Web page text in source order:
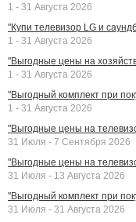
1 - 31 Августа 2026
"Купи телевизор LG и
1 - 31 Августа 2026
"Выгодные цены на
1 - 31 Августа 2026
"Выгодный комплект при
1 - 31 Августа 2026
"Выгодные цены на
31 Июля - 7 Сентября 2026
"Выгодные цены на
31 Июля - 13 Августа 2026
"Выгодный комплект при
31 Июля - 31 Августа 2026